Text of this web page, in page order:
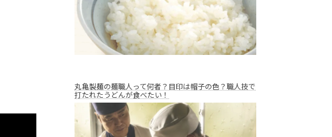
丸亀製麺の麺職人って何者？目印は帽子の色？職人技で
打たれたうどんが食べたい！